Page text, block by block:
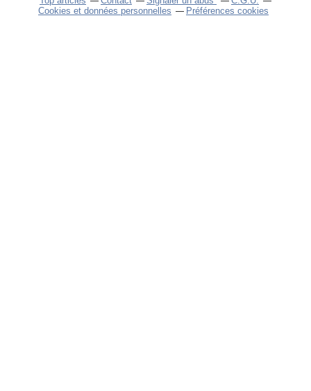
Cookies et données personnelles
Préférences cookies